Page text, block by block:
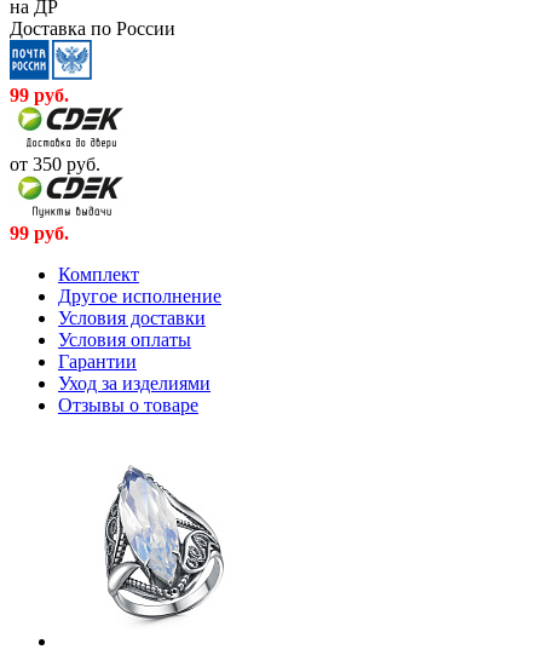
на ДР
Доставка по России
99 руб.
от 350 руб.
99 руб.
Комплект
Другое исполнение
Условия доставки
Условия оплаты
Гарантии
Уход за изделиями
Отзывы о товаре